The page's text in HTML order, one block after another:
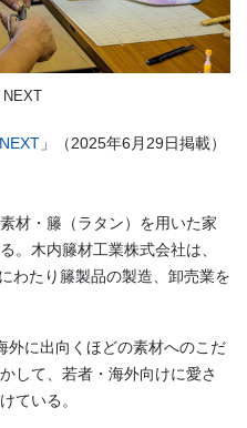
NEXT
」（2025年6月29日掲載）
材・籐（ラタン）を用いた家
。木内籐材工業株式会社は、
わたり籐製品の製造、卸売業を
に出向くほどの素材へのこだ
して、若者・海外向けに愛さ
ている。